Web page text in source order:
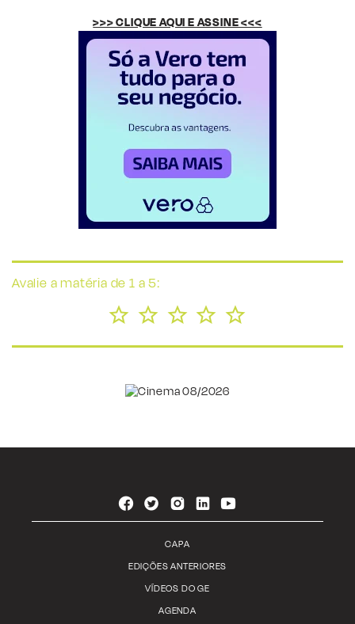
>>> CLIQUE AQUI E ASSINE <<<
Avalie a matéria de 1 a 5:
CAPA
EDIÇÕES ANTERIORES
VÍDEOS DO GE
AGENDA